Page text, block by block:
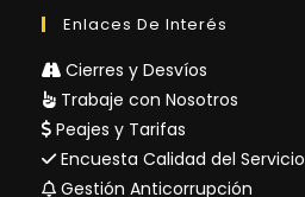
Enlaces De Interés
Cierres y Desvíos
Trabaje con Nosotros
Peajes y Tarifas
Encuesta Calidad del Servicio
Gestión Anticorrupción